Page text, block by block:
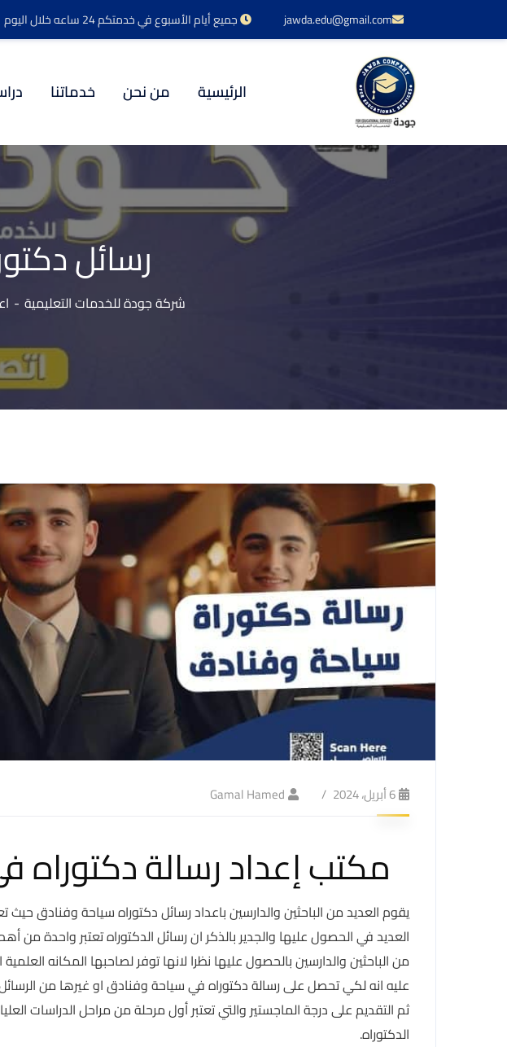
jawda.edu@gmail.com جميع أيام الأسبوع في خدمتكم 24 ساعه خلال اليوم
الرئيسية من نحن خدماتنا
رسائل
شركة جودة للخدمات التعليمية
6 أبريل، 2024 Gamal Hamed
مكتب إعداد رسالة
يقوم العديد من الباحثين والدارسين باعداد رسائل دكتوراه سياحة وفنادق حيث
العديد في الحصول عليها والجدير بالذكر ان رسائل الدكتوراه تعتبر واحدة من
من الباحثين والدارسين بالحصول عليها نظرا لانها توفر لصاحبها المكانه
عليه انه لكي تحصل على رسالة دكتوراه في سياحة وفنادق او غيرها من
ثم التقديم على درجة الماجستير والتي تعتبر أول مرحلة من مراحل الدراسات
الدكتوراه.